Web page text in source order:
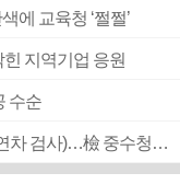
에 교육청 ‘쩔쩔’
지역기업 응원
수순
■ 검사 신분 버리고 직급하향(10년 이하 저연차 검사)…檢 중수청행 기피